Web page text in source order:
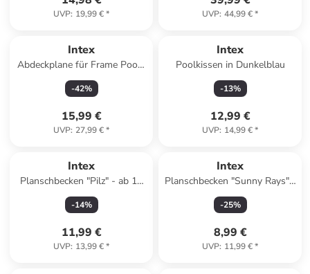
UVP: 19,99 €* UVP: 44,99 €*
Intex
Abdeckplane für Frame Pools
Ø305cm in blau
-42%
15,99 €
UVP: 27,99 €*
Intex
Poolkissen in Dunkelblau
-13%
12,99 €
UVP: 14,99 €*
Intex
Planschbecken "Pilz" - ab 12
Monaten - (H)102 cm x Ø 89
cm
-14%
11,99 €
UVP: 13,99 €*
Intex
Planschbecken "Sunny Rays" -
ab 2 Jahren - (L)104 x (B)104
x (H)13 cm
-25%
8,99 €
UVP: 11,99 €*